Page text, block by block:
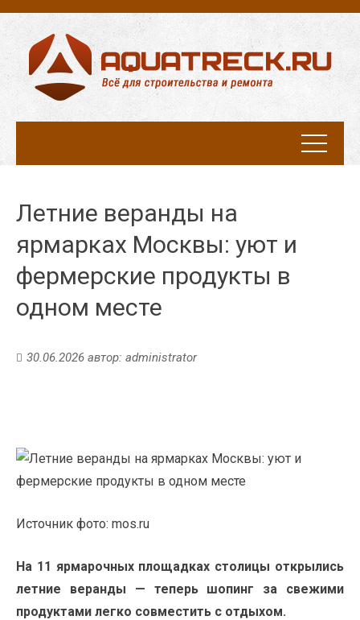
Летние веранды на
ярмарках Москвы: уют и
фермерские продукты в
одном месте
30.06.2026 автор: administrator
Источник фото: mos.ru
На 11 ярмарочных площадках столицы открылись
летние веранды — теперь шопинг за свежими
продуктами легко совместить с отдыхом.